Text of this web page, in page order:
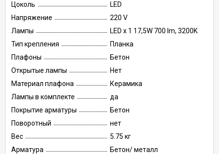
Цоколь
LED
Напряжение
220 V
Лампы
LED x 1 17,5W 700 lm, 3200K
Тип крепления
Планка
Плафоны
Бетон
Открытые лампы
Нет
Материал плафона
Керамика
Лампы в комплекте
да
Покрытие арматуры
Бетон
Поворотный
нет
Вес
5.75 кг
Арматура
Бетон/ металл